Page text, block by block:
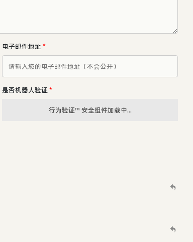
电子邮件地址 *
是否机器人验证 *
行为验证™ 安全组件加载中...